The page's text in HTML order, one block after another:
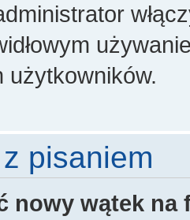
użytkowników.
pisaniem
nowy wątek na